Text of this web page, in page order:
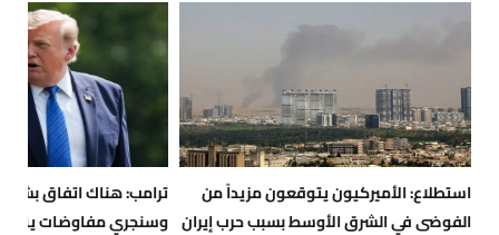
استطلاع: الأميركيون يتوقعون مزيداً من
الفوضى في الشرق الأوسط بسبب حرب إيران
ترامب: هناك اتفاق
وسنجري مفاوضات يوم